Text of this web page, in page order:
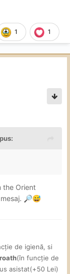
1 1
the Orient
🔎😅
de igienă, si
(în funcție de
asistat(+50 Lei)